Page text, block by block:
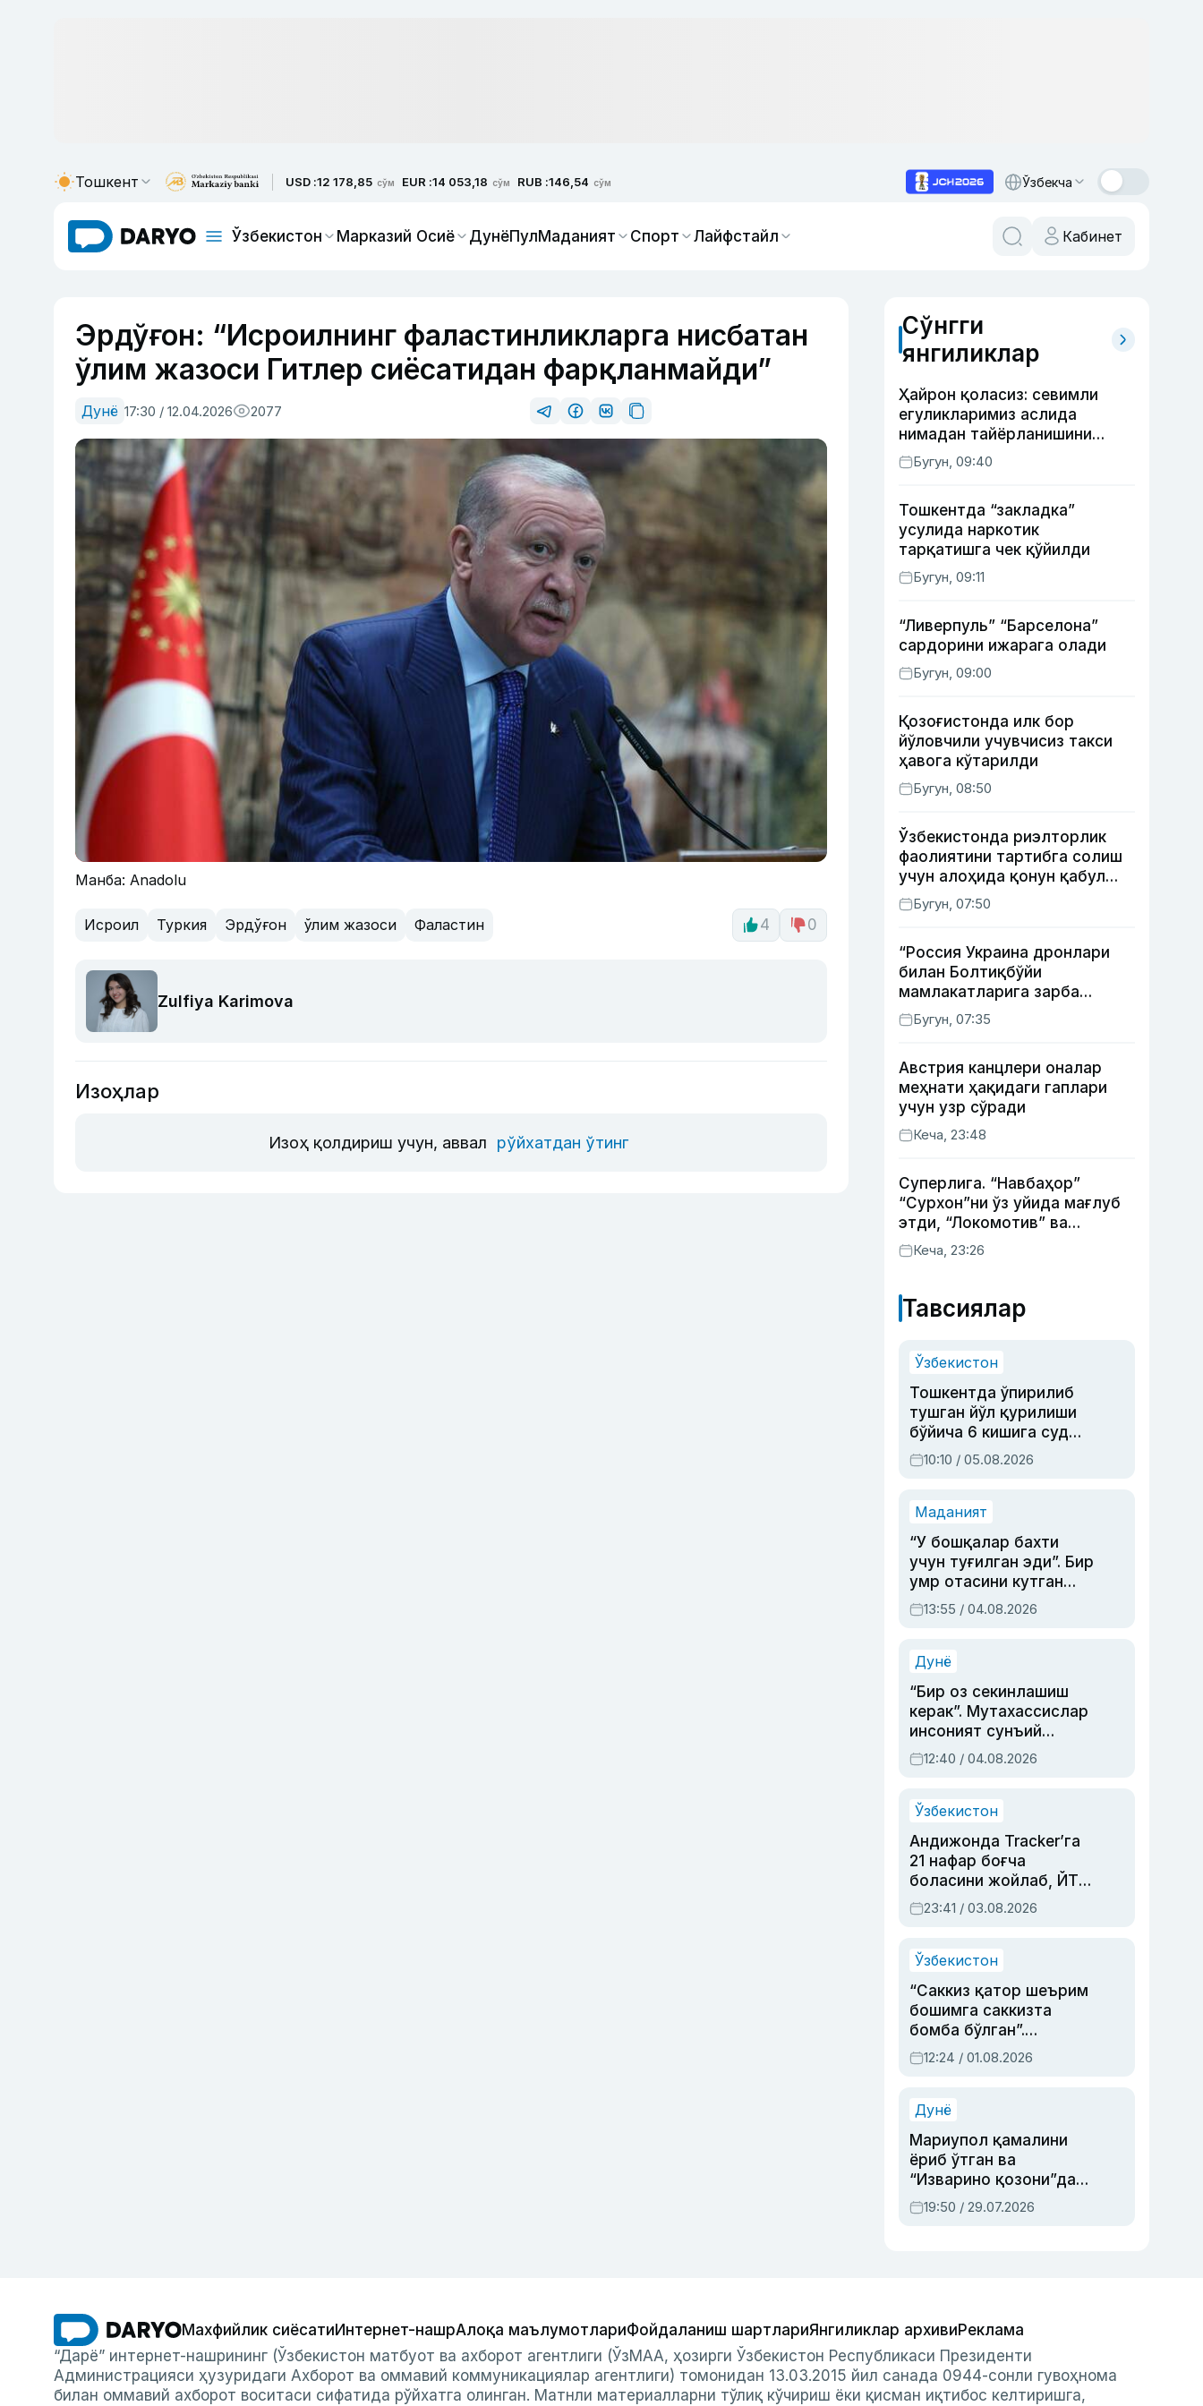
Тошкент USD :12 178,85 сўм EUR :14 053,18 сўм RUB :146,54 сўм Ўзбекча
Ўзбекистон Марказий Осиё ДунёПулМаданият Спорт Лайфстайл Кабинет
Эрдўғон: “Исроилнинг фаластинликларга нисбатан
ўлим жазоси Гитлер сиёсатидан фарқланмайди”
Дунё 17:30 / 12.04.2026 2077
Манба: Anadolu
Исроил Туркия Эрдўғон ўлим жазоси Фаластин 4 0
Zulfiya Karimova
Изоҳлар
Изоҳ қолдириш учун, аввал рўйхатдан ўтинг
Сўнгги
янгиликлар
Ҳайрон қоласиз: севимли
егуликларимиз аслида
нимадан тайёрланишини
биласизми?
Бугун, 09:40
Тошкентда “закладка”
усулида наркотик
тарқатишга чек қўйилди
Бугун, 09:11
“Ливерпуль” “Барселона”
сардорини ижарага олади
Бугун, 09:00
Қозоғистонда илк бор
йўловчили учувчисиз такси
ҳавога кўтарилди
Бугун, 08:50
Ўзбекистонда риэлторлик
фаолиятини тартибга солиш
учун алоҳида қонун қабул
қилинди
Бугун, 07:50
“Россия Украина дронлари
билан Болтиқбўйи
мамлакатларига зарба
бермоқчи” — Литва мудофаа
вазири
Бугун, 07:35
Австрия канцлери оналар
меҳнати ҳақидаги гаплари
учун узр сўради
Кеча, 23:48
Суперлига. “Навбаҳор”
“Сурхон”ни ўз уйида мағлуб
этди, “Локомотив” ва
“Хоразм” уйда ғалаба
қозонди
Кеча, 23:26
Тавсиялар
Ўзбекистон
Тошкентда ўпирилиб
тушган йўл қурилиши
бўйича 6 кишига суд
ҳукми ўқилди
10:10 / 05.08.2026
Маданият
“У бошқалар бахти
учун туғилган эди”. Бир
умр отасини кутган
актриса ва дубльяж
устаси Римма
синовларга тўла ҳаёти
13:55 / 04.08.2026
Дунё
“Бир оз секинлашиш
керак”. Мутахассислар
инсоният сунъий
интеллектни бошқара
олмай қолишидан
12:40 / 04.08.2026
Ўзбекистон
Андижонда Tracker’га
21 нафар боғча
боласини жойлаб, ЙТҲ
содир этган аёлга суд
ҳукми ўқилди
23:41 / 03.08.2026
Ўзбекистон
“Саккиз қатор шеърим
бошимга саккизта
бомба бўлган”.
Абдулла Ориповни
сиёсий айбловлардан
12:24 / 01.08.2026
Дунё
Мариупол қамалини
ёриб ўтган ва
“Изварино қозони”дан
чиққан қаҳрамон —
Украина армияси бош
19:50 / 29.07.2026
Махфийлик сиёсатиИнтернет-нашрАлоқа маълумотлариФойдаланиш шартлариЯнгиликлар архивиРеклама
“Дарё” интернет-нашрининг (Ўзбекистон матбуот ва ахборот агентлиги (ЎзМАА, ҳозирги Ўзбекистон Республикаси Президенти
Администрацияси ҳузуридаги Ахборот ва оммавий коммуникациялар агентлиги) томонидан 13.03.2015 йил санада 0944-сонли гувоҳнома
билан оммавий ахборот воситаси сифатида рўйхатга олинган. Матнли материалларни тўлиқ кўчириш ёки қисман иқтибос келтиришга,